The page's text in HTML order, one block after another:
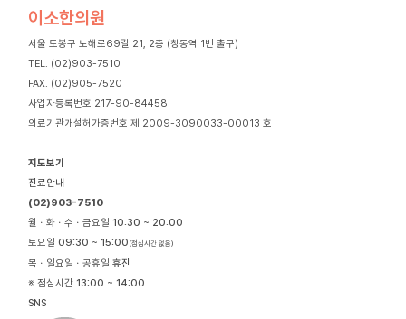
이소한의원
서울 도봉구 노해로69길 21, 2층 (창동역 1번 출구)
TEL. (02)903-7510
FAX. (02)905-7520
사업자등록번호 217-90-84458
의료기관개설허가증번호 제 2009-3090033-00013 호
지도보기
진료안내
(02)903-7510
월ㆍ화ㆍ수ㆍ금요일10:30 ~ 20:00
토요일09:30 ~ 15:00 (점심시간 없음)
목ㆍ일요일ㆍ공휴일휴진
※ 점심시간13:00 ~ 14:00
SNS